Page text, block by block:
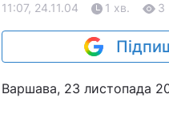
11:07, 24.11.04 1 хв. 3
Варшава, 23 листопада